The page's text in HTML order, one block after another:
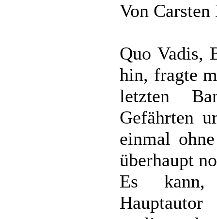
Von
Quo Vadis,
hin, fragte
letzten
Gefährten
einmal
überhaupt
Es kann,